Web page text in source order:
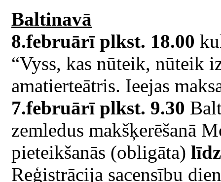
Baltinavā
8.februārī plkst. 18.00
“Vyss, kas nūteik, nūteik
amatierteātris. Ieejas
7.februārī plkst. 9.30
zemledus makšķerēšanā
pieteikšanās (obligāta)
Reģistrācija sacensību